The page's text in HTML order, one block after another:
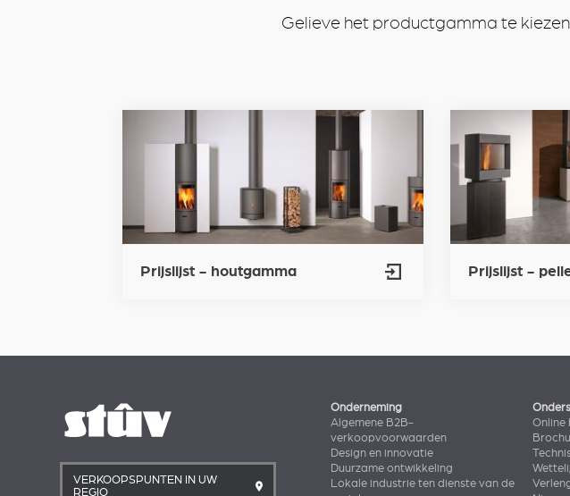
Gelieve het productgamma te
Prijslijst - houtgamma Prijslijst -
VERKOOPSPUNTEN IN UW
REGIO
Onderneming
Algemene B2B-
verkoopvoorwaarden
Design en innovatie
Duurzame ontwikkeling
Lokale industrie ten dienste van de
Online